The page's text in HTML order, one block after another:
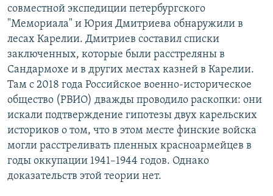
совместной экспедиции петербургского
"Мемориала" и Юрия Дмитриева обнаружили в
лесах Карелии. Дмитриев составил списки
заключенных, которые были расстреляны в
Сандармохе и в других местах казней в Карелии.
Там с 2018 года Российское военно-историческое
общество (РВИО) дважды проводило раскопки: они
искали подтверждение гипотезы двух карельских
историков о том, что в этом месте финские войска
могли расстреливать пленных красноармейцев в
годы оккупации 1941–1944 годов. Однако
доказательств этой теории нет.